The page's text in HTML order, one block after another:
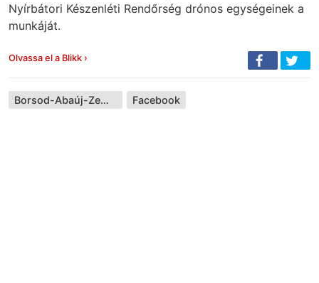
Nyírbátori Készenléti Rendőrség drónos egységeinek a
munkáját.
Olvassa el a Blikk ›
Borsod-Abaúj-Zemplén vármegye Facebook